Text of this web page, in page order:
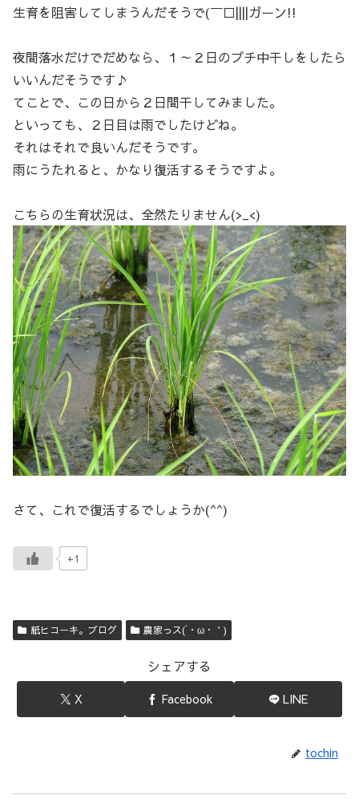
生育を阻害してしまうんだそうで(￣□||||ガーン!!
夜間落水だけでだめなら、１～２日のプチ中干しをしたら
いいんだそうです♪
てことで、この日から２日間干してみました。
といっても、２日目は雨でしたけどね。
それはそれで良いんだそうです。
雨にうたれると、かなり復活するそうですよ。
こちらの生育状況は、全然たりません(>_<)
さて、これで復活するでしょうか(^^)
+1
紙ヒコーキ。ブログ 農家っス(´・ω・｀)
シェアする
X Facebook LINE
tochin